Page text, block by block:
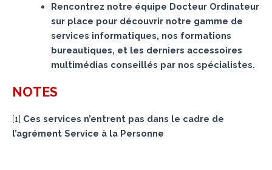
Rencontrez notre équipe Docteur Ordinateur
sur place pour découvrir notre gamme de
services informatiques, nos formations
bureautiques, et les derniers accessoires
multimédias conseillés par nos spécialistes.
NOTES
[1] Ces services n’entrent pas dans le cadre de
l’agrément Service à la Personne